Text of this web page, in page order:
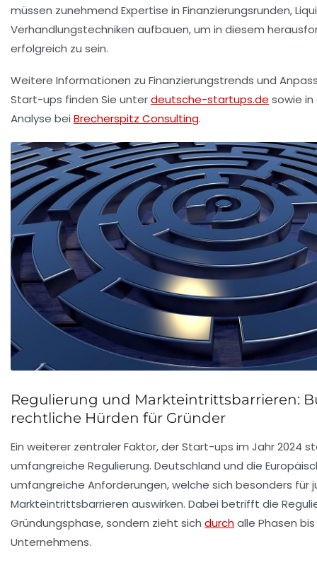
müssen zunehmend Expertise in Finanzierungsrunden,
Verhandlungstechniken aufbauen, um in diesem
erfolgreich zu sein.
Weitere Informationen zu Finanzierungstrends und
Start-ups finden Sie unterdeutsche-startups.de sowie
Analyse bei Brecherspitz Consulting.
Regulierung und Markteintrittsbarrieren:
rechtliche Hürden für Gründer
Ein weiterer zentraler Faktor, der Start-ups im Jahr 2024
umfangreiche Regulierung. Deutschland und die
umfangreiche Anforderungen, welche sich besonders für
Markteintrittsbarrieren auswirken. Dabei betrifft die
Gründungsphase, sondern zieht sich durchalle Phasen
Unternehmens.